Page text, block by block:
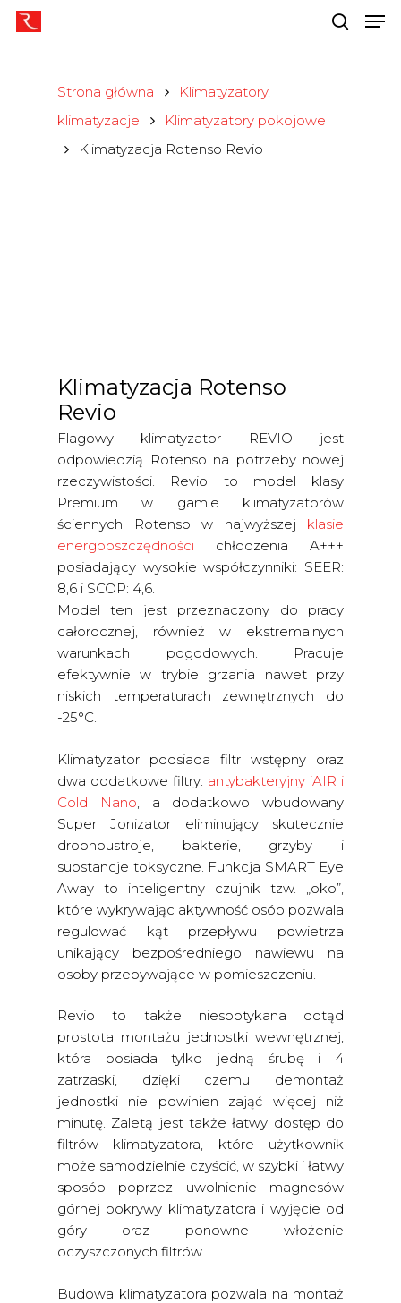
Naciśnij Enter, aby wyszukać lub ESC, aby
zamknąć
Strona główna
Klimatyzatory,
klimatyzacje
Klimatyzatory pokojowe
Klimatyzacja Rotenso Revio
Klimatyzacja Rotenso
Revio
Flagowy klimatyzator REVIO jest
odpowiedzią Rotenso na potrzeby nowej
rzeczywistości. Revio to model klasy
Premium w gamie klimatyzatorów
ściennych Rotenso w najwyższej klasie
energooszczędności chłodzenia A+++
posiadający wysokie współczynniki: SEER:
8,6 i SCOP: 4,6.
Model ten jest przeznaczony do pracy
całorocznej, również w ekstremalnych
warunkach pogodowych. Pracuje
efektywnie w trybie grzania nawet przy
niskich temperaturach zewnętrznych do
-25°C.
Klimatyzator podsiada filtr wstępny oraz
dwa dodatkowe filtry: antybakteryjny iAIR i
Cold Nano , a dodatkowo wbudowany
Super Jonizator eliminujący skutecznie
drobnoustroje, bakterie, grzyby i
substancje toksyczne. Funkcja SMART Eye
Away to inteligentny czujnik tzw. „oko”,
które wykrywając aktywność osób pozwala
regulować kąt przepływu powietrza
unikający bezpośredniego nawiewu na
osoby przebywające w pomieszczeniu.
Revio to także niespotykana dotąd
prostota montażu jednostki wewnętrznej,
która posiada tylko jedną śrubę i 4
zatrzaski, dzięki czemu demontaż
jednostki nie powinien zająć więcej niż
minutę. Zaletą jest także łatwy dostęp do
filtrów klimatyzatora, które użytkownik
może samodzielnie czyścić, w szybki i łatwy
sposób poprzez uwolnienie magnesów
górnej pokrywy klimatyzatora i wyjęcie od
góry oraz ponowne włożenie
oczyszczonych filtrów.
Budowa klimatyzatora pozwala na montaż